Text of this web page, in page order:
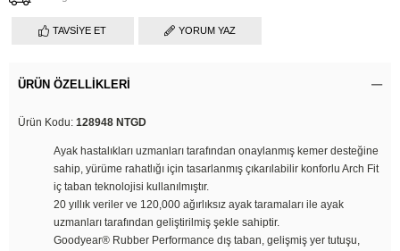
TAVSIYE ET YORUM YAZ
ÜRÜN ÖZELLIKLERI
Ürün Kodu: 128948 NTGD
Ayak hastalıkları uzmanları tarafından onaylanmış kemer desteğine
sahip, yürüme rahatlığı için tasarlanmış çıkarılabilir konforlu Arch Fit
iç taban teknolojisi kullanılmıştır.
20 yıllık veriler ve 120,000 ağırlıksız ayak taramaları ile ayak
uzmanları tarafından geliştirilmiş şekle sahiptir.
Goodyear® Rubber Performance dış taban, gelişmiş yer tutuşu,